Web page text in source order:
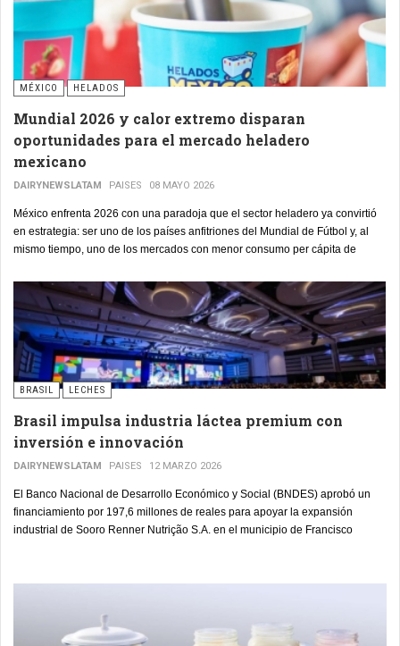
MÉXICO HELADOS
Mundial 2026 y calor extremo disparan
oportunidades para el mercado heladero
mexicano
DAIRYNEWSLATAM PAISES 08 MAYO 2026
México enfrenta 2026 con una paradoja que el sector heladero ya convirtió
en estrategia: ser uno de los países anfitriones del Mundial de Fútbol y, al
mismo tiempo, uno de los mercados con menor consumo per cápita de
BRASIL LECHES
Brasil impulsa industria láctea premium con
inversión e innovación
DAIRYNEWSLATAM PAISES 12 MARZO 2026
El Banco Nacional de Desarrollo Económico y Social (BNDES) aprobó un
financiamiento por 197,6 millones de reales para apoyar la expansión
industrial de Sooro Renner Nutrição S.A. en el municipio de Francisco